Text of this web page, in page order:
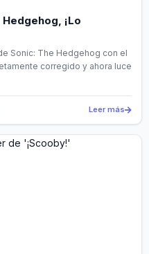
¡Lo
Sonic: The Hedgehog con el
corregido y ahora luce
Leer más